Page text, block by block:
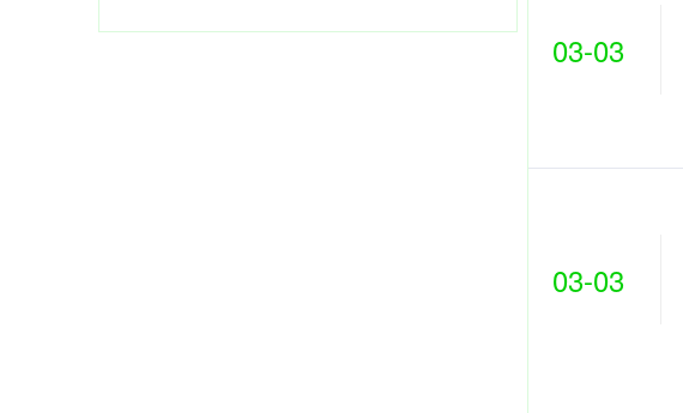
03-03
03-03